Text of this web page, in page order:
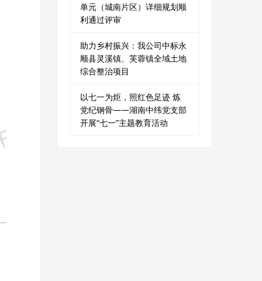
单元（城南片区）详细规划顺
利通过评审
助力乡村振兴：我公司中标永
顺县灵溪镇、芙蓉镇全域土地
综合整治项目
以七一为炬，照红色足迹 炼
党纪钢骨——湖南中纬党支部
开展“七一”主题教育活动